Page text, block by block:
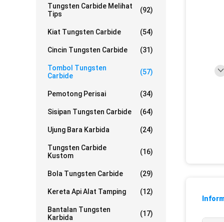
Tungsten Carbide Melihat
Tips
(92)
Kiat Tungsten Carbide (54)
Cincin Tungsten Carbide (31)
Tombol Tungsten
Carbide
(57)
Pemotong Perisai (34)
Sisipan Tungsten Carbide (64)
Ujung Bara Karbida (24)
Tungsten Carbide
Kustom
(16)
Bola Tungsten Carbide (29)
Kereta Api Alat Tamping (12)
Bantalan Tungsten
Karbida
(17)